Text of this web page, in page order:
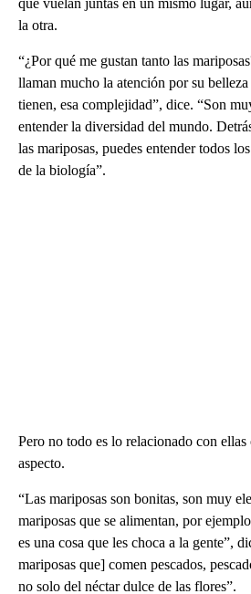
que vuelan juntas en un mismo lugar,
la otra.
“¿Por qué me gustan tanto las
llaman mucho la atención por su
tienen, esa complejidad”, dice. “Son
entender la diversidad del mundo.
las mariposas, puedes entender todos
de la biología”.
Pero no todo es lo relacionado con ellas
aspecto.
“Las mariposas son bonitas, son muy
mariposas que se alimentan, por
es una cosa que les choca a la gente”,
mariposas que] comen pescados,
no solo del néctar dulce de las flores”.